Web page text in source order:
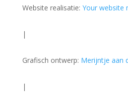
Website realisatie: Your website
|
Grafisch ontwerp: Merijntje aan
|